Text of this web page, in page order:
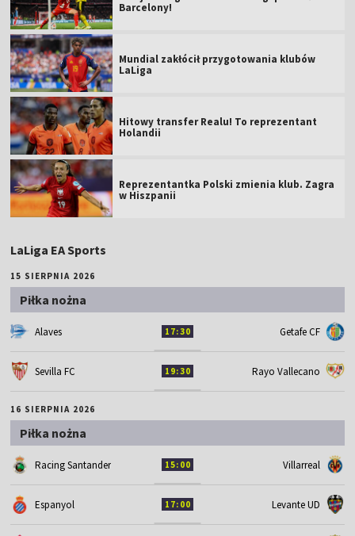
Barcelony!
Mundial zakłócił przygotowania klubów
LaLiga
Hitowy transfer Realu! To reprezentant
Holandii
Reprezentantka Polski zmienia klub. Zagra
w Hiszpanii
LaLiga EA Sports
15 SIERPNIA 2026
Piłka nożna
Alaves 17:30 Getafe CF
Sevilla FC 19:30 Rayo Vallecano
16 SIERPNIA 2026
Piłka nożna
Racing Santander 15:00 Villarreal
Espanyol 17:00 Levante UD